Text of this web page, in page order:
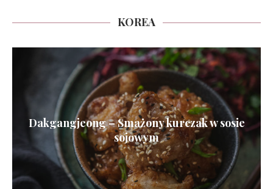
KOREA
Dakgangjeong – Smażony kurczak w sosie
sojowym